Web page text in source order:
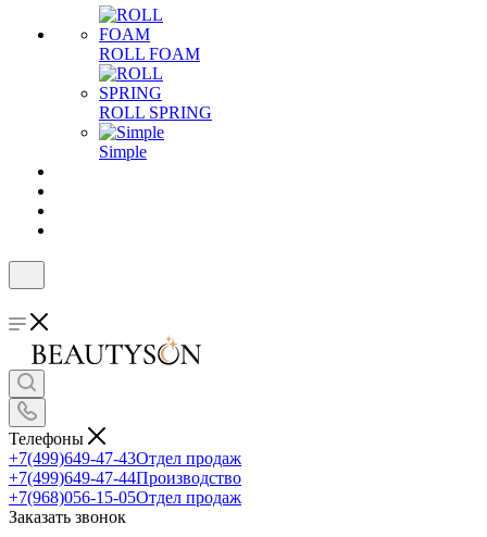
ROLL FOAM
ROLL SPRING
Simple
Телефоны
+7(499)649-47-43Отдел продаж
+7(499)649-47-44Производство
+7(968)056-15-05Отдел продаж
Заказать звонок